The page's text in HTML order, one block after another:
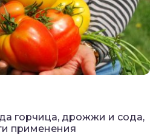
горчица, дрожжи и сода,
применения